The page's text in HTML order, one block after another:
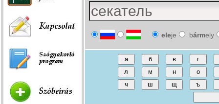
eleje bármely